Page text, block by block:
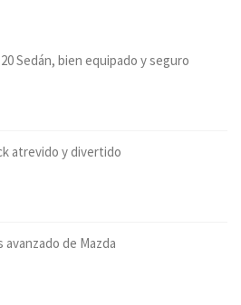
Sedán, bien equipado y seguro
atrevido y divertido
avanzado de Mazda